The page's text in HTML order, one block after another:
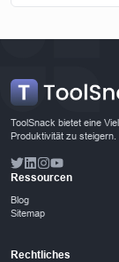
ToolSnack bietet eine
Produktivität zu steigern.
Ressourcen
Blog
Sitemap
Rechtliches